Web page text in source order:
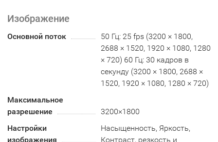
Изображение
Основной поток
50 Гц: 25 fps (3200 × 1800,
2688 × 1520, 1920 × 1080, 1280
× 720) 60 Гц: 30 кадров в
секунду (3200 × 1800, 2688 ×
1520, 1920 × 1080, 1280 × 720)
Максимальное
разрешение
3200×1800
Настройки
изображения
Насыщенность, Яркость,
Контраст, резкость и